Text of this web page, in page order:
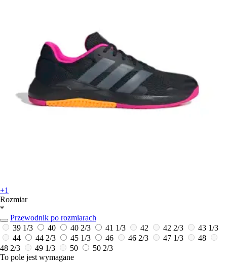
+1
Rozmiar
*
Przewodnik po rozmiarach
39 1/3
40 40 2/3 41 1/3 42 42 2/3
43 1/3
44
44 2/3 45 1/3 46 46 2/3 47 1/3
48
48 2/3
49 1/3 50
50 2/3
To pole jest wymagane